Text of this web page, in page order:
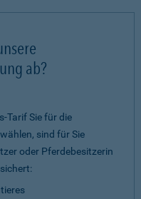
ab?
Tarif Sie für die
sind für Sie
oder Pferdebesitzerin